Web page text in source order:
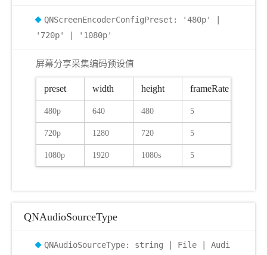
QNScreenEncoderConfigPreset: '480p' |
'720p' | '1080p'
屏幕分享采集编码预设值
preset width height frameRate
480p 640 480 5
720p 1280 720 5
1080p 1920 1080s 5
QNAudioSourceType
QNAudioSourceType: string | File | Audi